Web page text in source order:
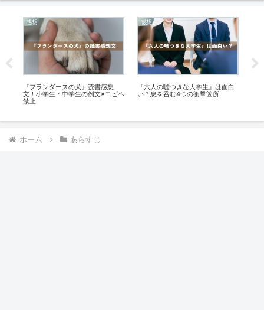
感想
『フランダースの犬』読書感想
文！小学生・中学生の例文※コピペ
禁止
感想
『六人の嘘つきな大学生』は面白
い？息を呑む4つの衝撃箇所
ホーム あらすじ